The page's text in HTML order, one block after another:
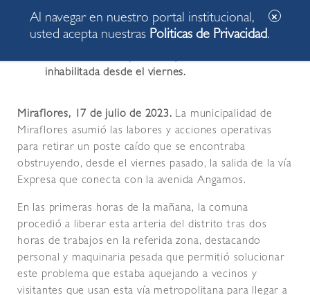
Ante inacción de empresa de telefonía
responsable, municipio miraflorino procedió a
inhabilitada desde el viernes.
Miraflores, 17 de julio de 2023. La municipalidad de
Miraflores asumió las labores y acciones operativas
para retirar un poste caído que se encontraba
obstruyendo, desde el viernes pasado, la salida de la vía
Expresa que conecta con la avenida Angamos.
En las primeras horas de la mañana, la comuna
procedió a liberar esta arteria del distrito tras dos
horas de trabajos en la referida zona, destacando
personal y maquinaria pesada que permitió solucionar
este problema que estaba aquejando a vecinos y
visitantes que usan esta vía metropolitana para llegar a
Al navegar en nuestro portal institucional,
usted acepta nuestras Politicas de Privacidad.